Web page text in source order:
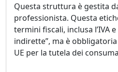
Questa struttura è gestita
professionista. Questa
termini fiscali, inclusa l’IVA
indirette”, ma è
UE per la tutela dei